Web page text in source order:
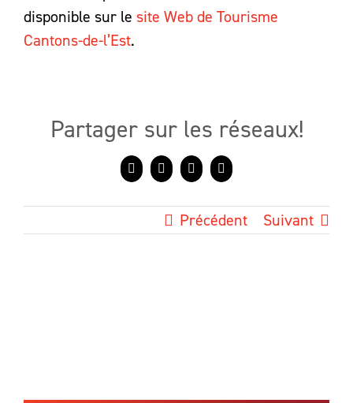
disponible sur le site Web de Tourisme
Cantons-de-l’Est.
Partager sur les réseaux!
Facebook
X LinkedInCourriel
Précédent Suivant